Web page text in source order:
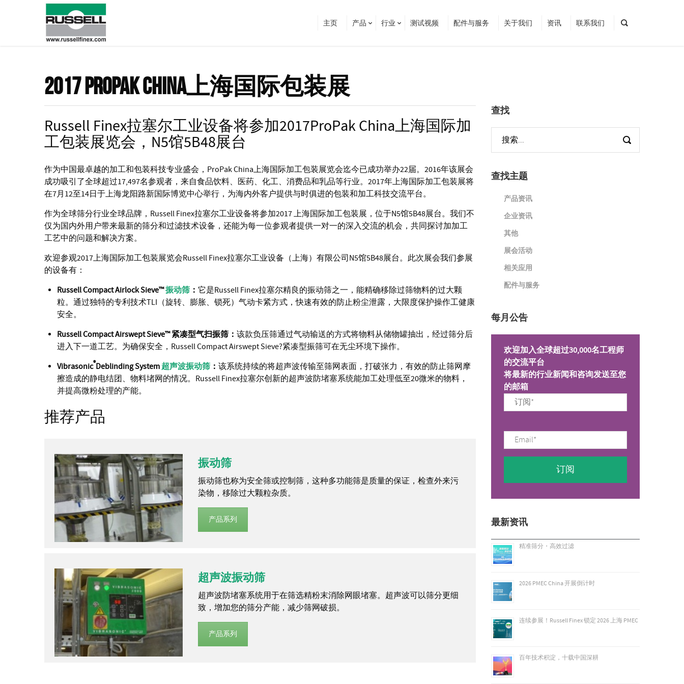
主页 产品 行业 测试视频 配件与服务 关于我们 资讯 联系我们
2017 ProPak China上海国际包装展
Russell Finex拉塞尔工业设备将参加2017ProPak China上海国际加
工包装展览会，N5馆5B48展台
作为中国最卓越的加工和包装科技专业盛会，ProPak China上海国际加工包装展览会迄今已成功举办22届。2016年该展会
成功吸引了全球超过17,497名参观者，来自食品饮料、医药、化工、消费品和乳品等行业。2017年上海国际加工包装展将
在7月12至14日于上海龙阳路新国际博览中心举行，为海内外客户提供与时俱进的包装和加工科技交流平台。
作为全球筛分行业全球品牌，Russell Finex拉塞尔工业设备将参加2017 上海国际加工包装展，位于N5馆5B48展台。我们不
仅为国内外用户带来最新的筛分和过滤技术设备，还能为每一位参观者提供一对一的深入交流的机会，共同探讨加加工
工艺中的问题和解决方案。
欢迎参观2017上海国际加工包装展览会Russell Finex拉塞尔工业设备（上海）有限公司N5馆5B48展台。此次展会我们参展
的设备有：
Russell Compact Airlock Sieve™振动筛 ： 它是Russell Finex拉塞尔精良的振动筛之一，能精确移除过筛物料的过大颗
粒。通过独特的专利技术TLI（旋转、膨胀、锁死）气动卡紧方式，快速有效的防止粉尘泄露，大限度保护操作工健康
安全。
Russell Compact Airswept Sieve™紧凑型气扫振筛： 该款负压筛通过气动输送的方式将物料从储物罐抽出，经过筛分后
进入下一道工艺。为确保安全，Russell Compact Airswept Sieve?紧凑型振筛可在无尘环境下操作。
Vibrasonic®Deblinding System超声波振动筛 ： 该系统持续的将超声波传输至筛网表面，打破张力，有效的防止筛网摩
擦造成的静电结团、物料堵网的情况。Russell Finex拉塞尔创新的超声波防堵塞系统能加工处理低至20微米的物料，
并提高微粉处理的产能。
推荐产品
振动筛
振动筛也称为安全筛或控制筛，这种多功能筛是质量的保证，检查外来污
染物，移除过大颗粒杂质。
产品系列
超声波振动筛
超声波防堵塞系统用于在筛选精粉末消除网眼堵塞。超声波可以筛分更细
致，增加您的筛分产能，减少筛网破损。
产品系列
查找
查找主题
产品资讯
企业资讯
其他
展会活动
相关应用
配件与服务
每月公告
欢迎加入全球超过30,000名工程师
的交流平台
将最新的行业新闻和咨询发送至您
的邮箱
最新资讯
精准筛分・高效过滤
2026 PMEC China 开展倒计时
连续参展！Russell Finex 锁定 2026 上海 PMEC
百年技术积淀，十载中国深耕